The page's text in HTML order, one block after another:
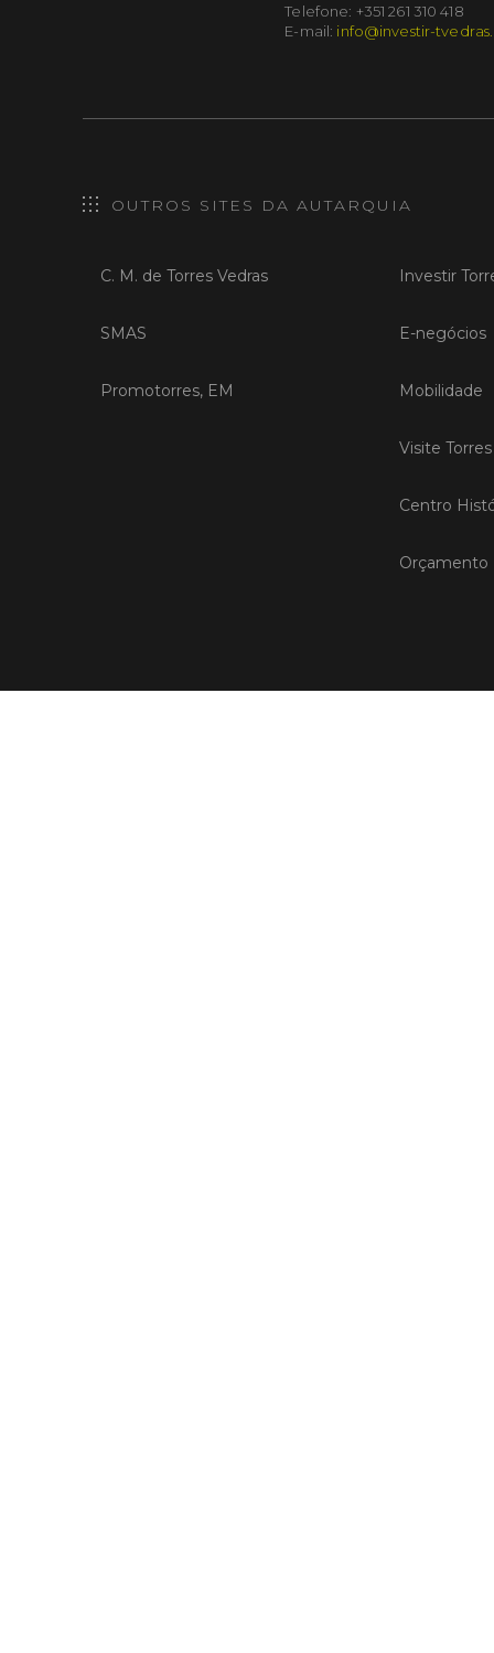
Telefone: +351 261 310 418
E-mail: info@investir-
OUTROS SITES DA AUTARQUIA
C. M. de Torres Vedras
SMAS
Promotorres, EM
Investir
E-negócios
Mobilidade
Visite
Centro
Orçamento